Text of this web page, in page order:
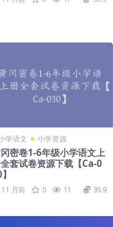
学语文 小学资源
密卷1-6年级小学语文上
套试卷资源下载【Ca-0
11 月前 0 11 39.9